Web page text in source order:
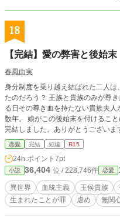
18
【完結】愛の弊害と後始末
春風由実
身分制度を乗り越え結ばれた二人
たのだろう？ 王族と貴族のみが尊き血を保持する血統主義で成り立つ国に、あ
る日その尊き血を持たない貴族夫
数年。 娘がこの後始末を付けることにした。 ※R15は念のため。 ※2025.10.3
完結しました。ありがとうござい
恋愛 完結 短編 R15
24h.ポイント 7pt
小説 36,404 位 / 228,746件 恋愛
異世界 血統主義 王侯貴族
生まれたことが罪
虐め 無関